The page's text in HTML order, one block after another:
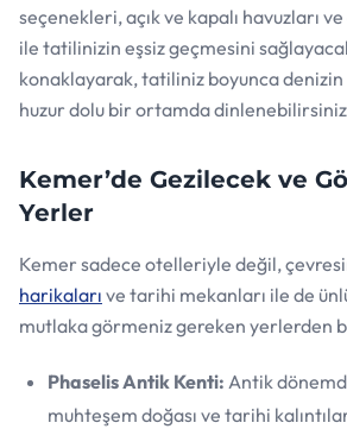
seçenekleri, açık ve kapalı havuzları
ile tatilinizin eşsiz geçmesini
konaklayarak, tatiliniz boyunca
huzur dolu bir ortamda
Kemer’de Gezilecek ve
Yerler
Kemer sadece otelleriyle değil,
harikaları ve tarihi mekanları ile de
mutlaka görmeniz gereken yerlerden
Phaselis Antik Kenti: Antik
muhteşem doğası ve tarihi